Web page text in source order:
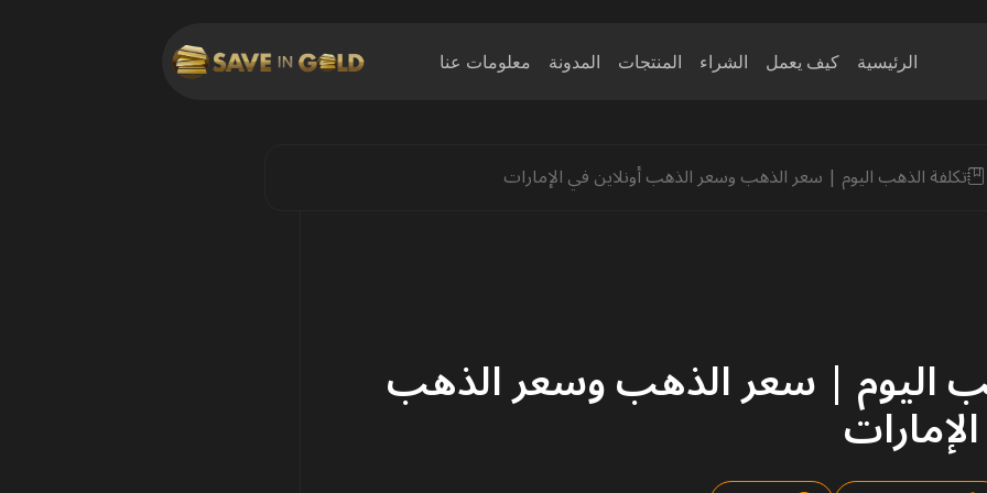
الرئيسية كيف يعمل الشراء المنتجات المدونة معلومات عنا
تكلفة الذهب اليوم | سعر الذهب وسعر الذهب أونلاين في الإمارات
اليوم | سعر الذهب وسعر الذهب